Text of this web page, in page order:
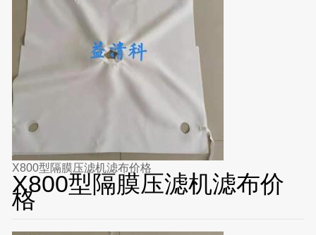
X800型隔膜压滤机滤布价格
X800型隔膜压滤机滤布价
格